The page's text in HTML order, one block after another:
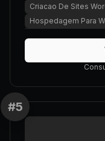
Criacao De Sites
Hospedagem Para
#5